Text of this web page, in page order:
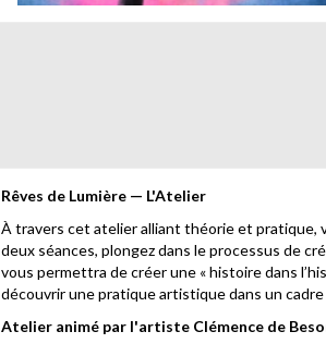
Rêves de Lumière — L'Atelier
À travers cet atelier alliant théorie et pratique,
deux séances, plongez dans le processus de
vous permettra de créer une « histoire dans
découvrir une pratique artistique dans un
Atelier animé par l'artiste Clémence de